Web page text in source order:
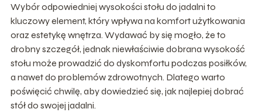
Wybór odpowiedniej wysokości stołu do jadalni to
kluczowy element, który wpływa na komfort użytkowania
oraz estetykę wnętrza. Wydawać by się mogło, że to
drobny szczegół, jednak niewłaściwie dobrana wysokość
stołu może prowadzić do dyskomfortu podczas posiłków,
a nawet do problemów zdrowotnych. Dlatego warto
poświęcić chwilę, aby dowiedzieć się, jak najlepiej dobrać
stół do swojej jadalni.